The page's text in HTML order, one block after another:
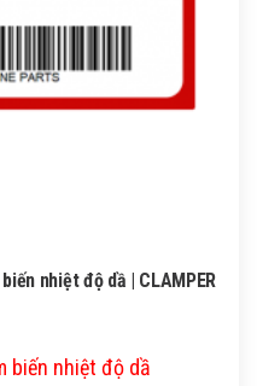
nhiệt độ dầ | CLAMPER
biến nhiệt độ dầ